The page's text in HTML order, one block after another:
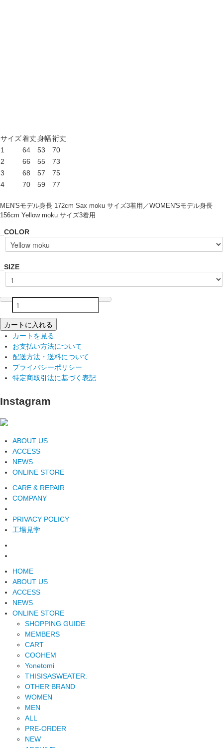
サイズ着丈身幅裄丈
1
64 53
70
2
66 55
73
3
68 57
75
4
70 59 77
MEN'Sモデル身長 172cm Sax moku サイズ3着用／WOMEN'Sモデル身長
156cm Yellow moku サイズ3着用
_COLOR
_SIZE
カートに入れる
カートを見る
お支払い方法について
配送方法・送料について
プライバシーポリシー
特定商取引法に基づく表記
Instagram
ABOUT US
ACCESS
NEWS
ONLINE STORE
CARE & REPAIR
COMPANY
PRIVACY POLICY
工場見学
HOME
ABOUT US
ACCESS
NEWS
ONLINE STORE
SHOPPING GUIDE
MEMBERS
CART
COOHEM
Yonetomi
THISISASWEATER.
OTHER BRAND
WOMEN
MEN
ALL
PRE-ORDER
NEW